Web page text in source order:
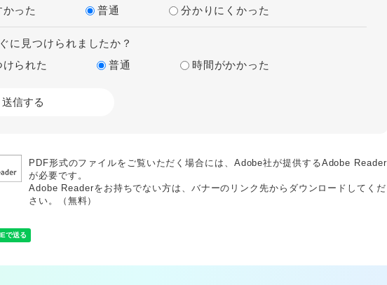
った
普通 分かりにくかった
に見つけられましたか？
られた
普通 時間がかかった
PDF形式のファイルをご覧いただく場合には、Adobe社が提供するAdobe Reader
が必要です。
Adobe Readerをお持ちでない方は、バナーのリンク先からダウンロードしてくだ
さい。（無料）